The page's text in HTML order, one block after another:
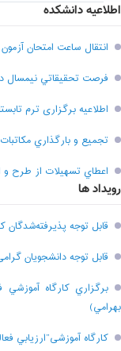
اطلاعیه دانشکده
انتقال ساعت امتحان
فرصت تحقيقاتي نیمسال دوم ۱۴۰۴-
اطلاعیه برگزاری ترم تابستان سال ۱۴۰۵
تجميع و بارگذاري
اعطاي تسهيلات از طرح و
رویداد ها
قابل توجه پذیرفته‌شدگان کارشناسی ارشد
قابل توجه دانشجویان
بهرامي)
کارگاه آموزشی”ارزيابي